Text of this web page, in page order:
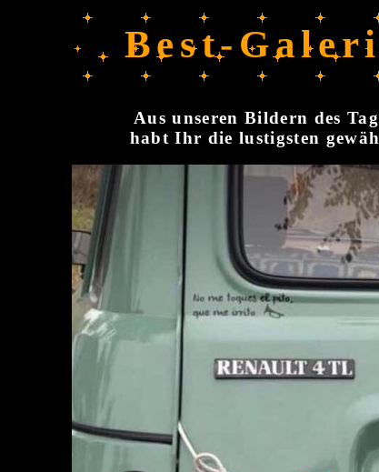
Best-
Aus unseren Bildern des
habt Ihr die lustigsten